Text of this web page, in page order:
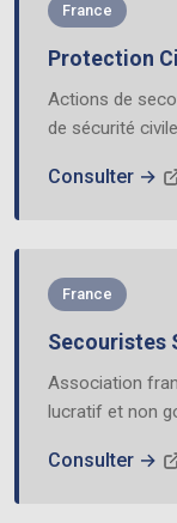
France
Protection
Actions de
de sécurité
Consulter →
France
Secouristes
Association
lucratif et non
Consulter →